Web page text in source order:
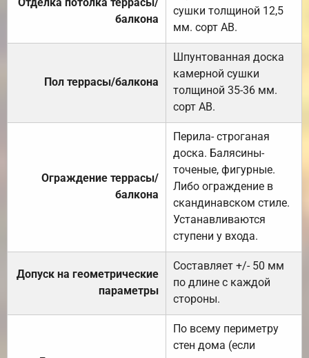
балкона
сушки толщиной 12,5
мм. сорт АВ.
Пол террасы/балкона
Шпунтованная доска
камерной сушки
толщиной 35-36 мм.
сорт АВ.
Ограждение террасы/
балкона
Перила- строганая
доска. Балясины-
точеные, фигурные.
Либо ограждение в
скандинавском стиле.
Устанавливаются
ступени у входа.
Допуск на геометрические
параметры
Составляет +/- 50 мм
по длине с каждой
стороны.
По всему периметру
стен дома (если